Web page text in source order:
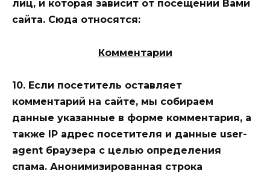
лиц, и которая зависит от посещений Вами
сайта. Сюда относятся:
Комментарии
10. Если посетитель оставляет
комментарий на сайте, мы собираем
данные указанные в форме комментария, а
также IP адрес посетителя и данные user-
agent браузера с целью определения
спама. Анонимизированная строка